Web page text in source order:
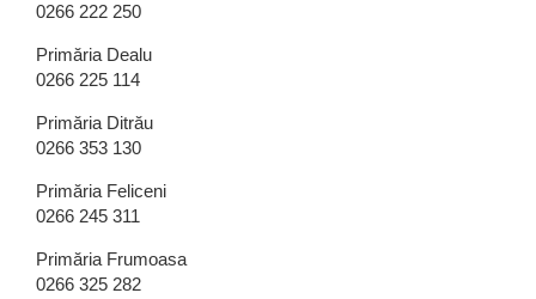
0266 222 250
Primăria Dealu
0266 225 114
Primăria Ditrău
0266 353 130
Primăria Feliceni
0266 245 311
Primăria Frumoasa
0266 325 282